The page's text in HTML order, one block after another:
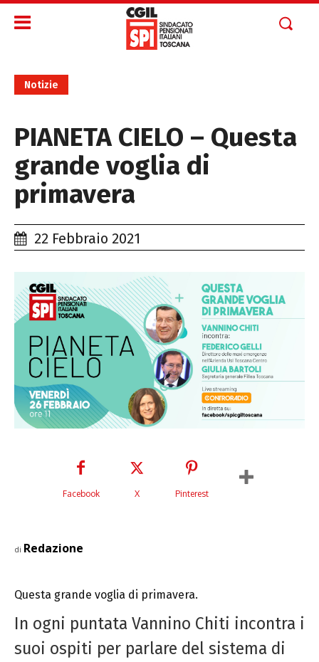
Notizie
PIANETA CIELO – Questa
grande voglia di
primavera
22 Febbraio 2021
Facebook X Pinterest
di Redazione
Questa grande voglia di primavera.
In ogni puntata Vannino Chiti incontra i
suoi ospiti per parlare del sistema di